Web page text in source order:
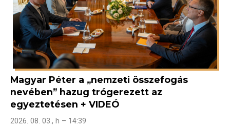
Magyar Péter a „nemzeti összefogás
nevében” hazug trógerezett az
egyeztetésen + VIDEÓ
2026. 08. 03., h – 14:39